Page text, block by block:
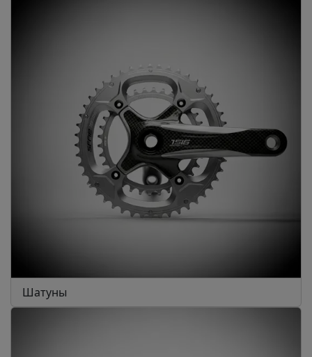
Шатуны